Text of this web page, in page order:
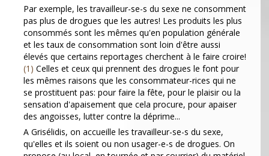
Par exemple, les travailleur-se-s du sexe ne consomment
pas plus de drogues que les autres! Les produits les plus
consommés sont les mêmes qu'en population générale
et les taux de consommation sont loin d'être aussi
élevés que certains reportages cherchent à le faire croire!
(1) Celles et ceux qui prennent des drogues le font pour
les mêmes raisons que les consommateur-rices qui ne
se prostituent pas: pour faire la fête, pour le plaisir ou la
sensation d'apaisement que cela procure, pour apaiser
des angoisses, lutter contre la déprime...
A Grisélidis, on accueille les travailleur-se-s du sexe,
qu'elles et ils soient ou non usager-e-s de drogues. On